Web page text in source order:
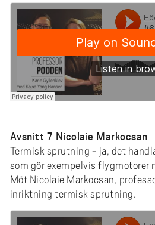
Avsnitt 7 Nicolaie Markocsan
Termisk sprutning - ja, det
som gör exempelvis flygmotorer
Möt Nicolaie Markocsan,
inriktning termisk sprutning.